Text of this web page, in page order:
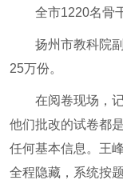
全市1220名骨
扬州市教科院
25万份。
在阅卷现场，
他们批改的试卷都
任何基本信息。王
全程隐藏，系统按